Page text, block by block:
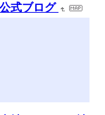
式ブログ